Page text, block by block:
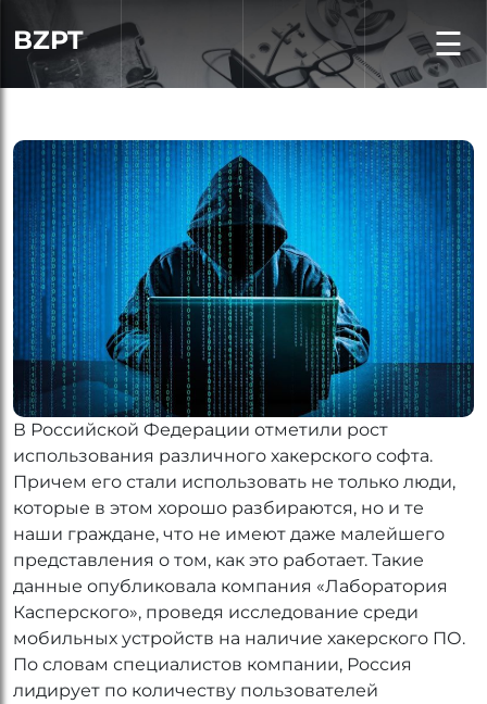
BZPT ☰
В Российской Федерации отметили рост
использования различного хакерского софта.
Причем его стали использовать не только люди,
которые в этом хорошо разбираются, но и те
наши граждане, что не имеют даже малейшего
представления о том, как это работает. Такие
данные опубликовала компания «Лаборатория
Касперского», проведя исследование среди
мобильных устройств на наличие хакерского ПО.
По словам специалистов компании, Россия
лидирует по количеству пользователей